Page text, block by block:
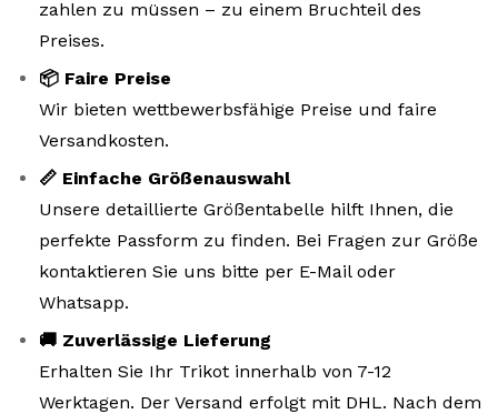
zahlen zu müssen – zu einem Bruchteil des
Preises.
📦 Faire Preise
Wir bieten wettbewerbsfähige Preise und faire
Versandkosten.
📏 Einfache Größenauswahl
Unsere detaillierte Größentabelle hilft Ihnen, die
perfekte Passform zu finden. Bei Fragen zur Größe
kontaktieren Sie uns bitte per E-Mail oder
Whatsapp.
🚚 Zuverlässige Lieferung
Erhalten Sie Ihr Trikot innerhalb von 7-12
Werktagen. Der Versand erfolgt mit DHL. Nach dem